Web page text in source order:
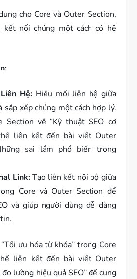
cho Core và Outer Section,
nối chúng một cách có hệ
Hệ: Hiểu mối liên hệ giữa
sắp xếp chúng một cách hợp lý.
Section về “Kỹ thuật SEO cơ
liên kết đến bài viết Outer
sai lầm phổ biến trong
Link:Tạo liên kết nội bộ giữa
Core và Outer Section để
và giúp người dùng dễ dàng
ưu hóa từ khóa” trong Core
liên kết đến bài viết Outer
lường hiệu quả SEO” để cung